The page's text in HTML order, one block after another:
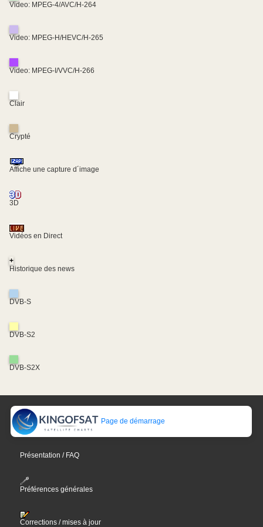
Video: MPEG-4/AVC/H-264
Video: MPEG-H/HEVC/H-265
Video: MPEG-I/VVC/H-266
Clair
Crypté
Affiche une capture d´image
3D
Vidéos en Direct
+
Historique des news
DVB-S
DVB-S2
DVB-S2X
Page de démarrage
Présentation / FAQ
Préférences générales
Corrections / mises à jour